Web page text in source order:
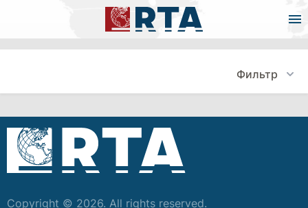
Фильтр
Copyright © 2026. All rights reserved.